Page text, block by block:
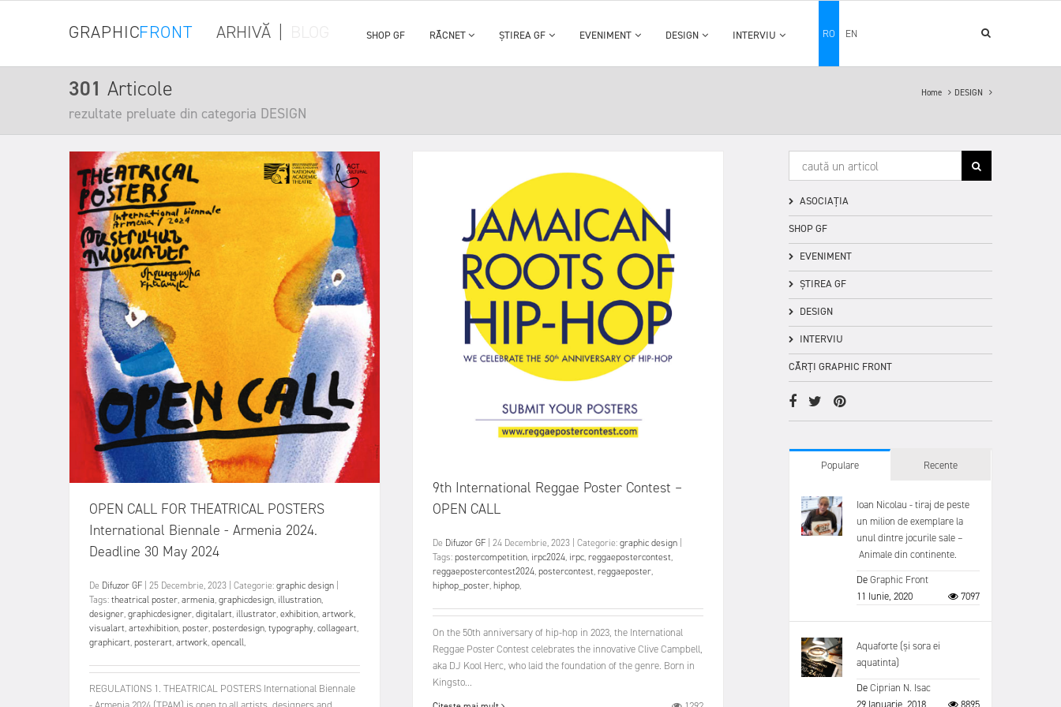
GRAPHICFRONT ARHIVĂ SHOP GF RĂCNET ȘTIREA GF EVENIMENT DESIGN INTERVIU RO EN
301 Articole
rezultate preluate din categoria DESIGN
Home DESIGN
OPEN CALL FOR THEATRICAL POSTERS
International Biennale - Armenia 2024.
Deadline 30 May 2024
De Difuzor GF | 25 Decembrie, 2023 | Categorie:graphic design |
Tags:theatrical poster,armenia,graphicdesign, illustration,
designer,graphicdesigner,digitalart, illustrator,exhibition,artwork,
visualart,artexhibition,poster,posterdesign,typography,collageart,
graphicart,posterart,artwork,opencall,
REGULATIONS 1. THEATRICAL POSTERS International Biennale
9th International Reggae Poster Contest –
OPEN CALL
De Difuzor GF 24 Decembrie, 2023 Categorie:graphic design
Tags:postercompetition, irpc2024, irpc,reggaepostercontest,
reggaepostercontest2024,postercontest,reggaeposter,
hiphop_poster,hiphop,
On the 50th anniversary of hip-hop in 2023, the International
Reggae Poster Contest celebrates the innovative Clive Campbell,
aka DJ Kool Herc, who laid the foundation of the genre. Born in
Kingsto...
ASOCIAȚIA
SHOP GF
EVENIMENT
ȘTIREA GF
DESIGN
INTERVIU
CĂRȚI GRAPHIC FRONT
Populare Recente
Ioan Nicolau - tiraj de peste
un milion de exemplare la
unul dintre jocurile sale –
Animale din continente.
DeGraphic Front
11 Iunie, 2020
7097
Aquaforte (și sora ei
aquatinta)
DeCiprian N. Isac
29 Ianuarie, 2018
8895